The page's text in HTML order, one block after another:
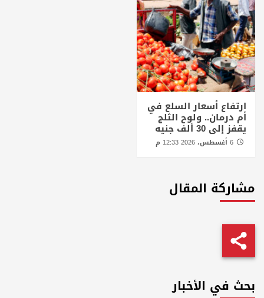
ارتفاع أسعار السلع في
أم درمان.. ولوح الثلج
يقفز إلى 30 ألف جنيه
مشاركة المقال
بحث في الأخبار